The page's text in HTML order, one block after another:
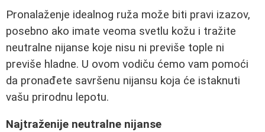
Pronalaženje idealnog ruža može biti pravi izazov,
posebno ako imate veoma svetlu kožu i tražite
neutralne nijanse koje nisu ni previše tople ni
previše hladne. U ovom vodiču ćemo vam pomoći
da pronađete savršenu nijansu koja će istaknuti
vašu prirodnu lepotu.
Najtraženije neutralne nijanse